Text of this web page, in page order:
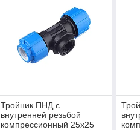
Тройник ПНД с
внутренней резьбой
компрессионный 25x25